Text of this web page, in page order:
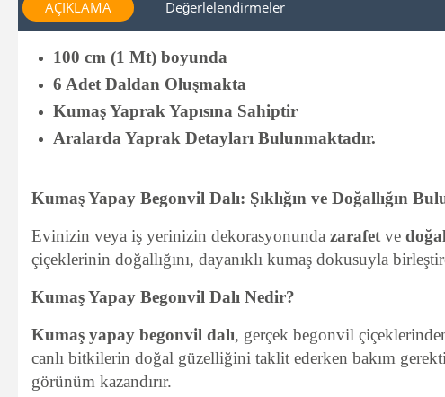
AÇIKLAMA Değerlelendirmeler
100 cm (1 Mt) boyunda
6 Adet Daldan Oluşmakta
Kumaş Yaprak Yapısına Sahiptir
Aralarda Yaprak Detayları Bulunmaktadır.
Kumaş Yapay Begonvil Dalı: Şıklığın ve Doğallığın
Evinizin veya iş yerinizin dekorasyonunda zarafetve
çiçeklerinin doğallığını, dayanıklı kumaş dokusuyla
Kumaş Yapay Begonvil Dalı Nedir?
Kumaş yapay begonvil dalı, gerçek begonvil
canlı bitkilerin doğal güzelliğini taklit ederken bakım
görünüm kazandırır.